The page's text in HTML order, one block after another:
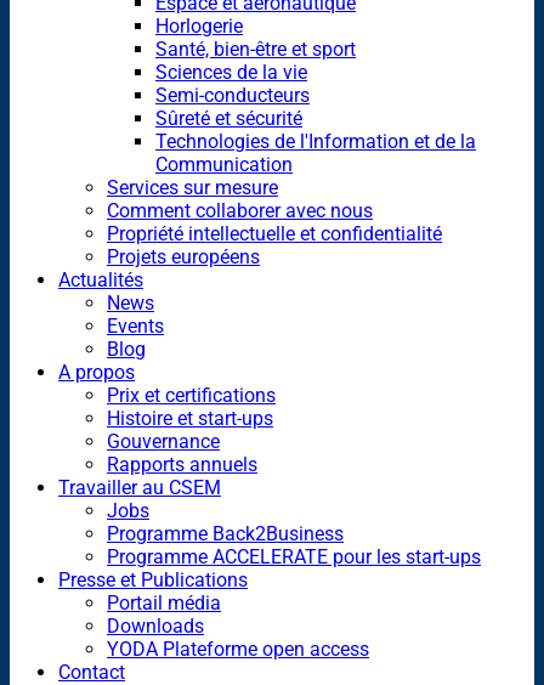
Horlogerie
Santé, bien-être et sport
Sciences de la vie
Semi-conducteurs
Sûreté et sécurité
Technologies de l'Information et de la
Communication
Services sur mesure
Comment collaborer avec nous
Propriété intellectuelle et confidentialité
Projets européens
Actualités
News
Events
Blog
A propos
Prix et certifications
Histoire et start-ups
Gouvernance
Rapports annuels
Travailler au CSEM
Jobs
Programme Back2Business
Programme ACCELERATE pour les start-ups
Presse et Publications
Portail média
Downloads
YODA Plateforme open access
Contact